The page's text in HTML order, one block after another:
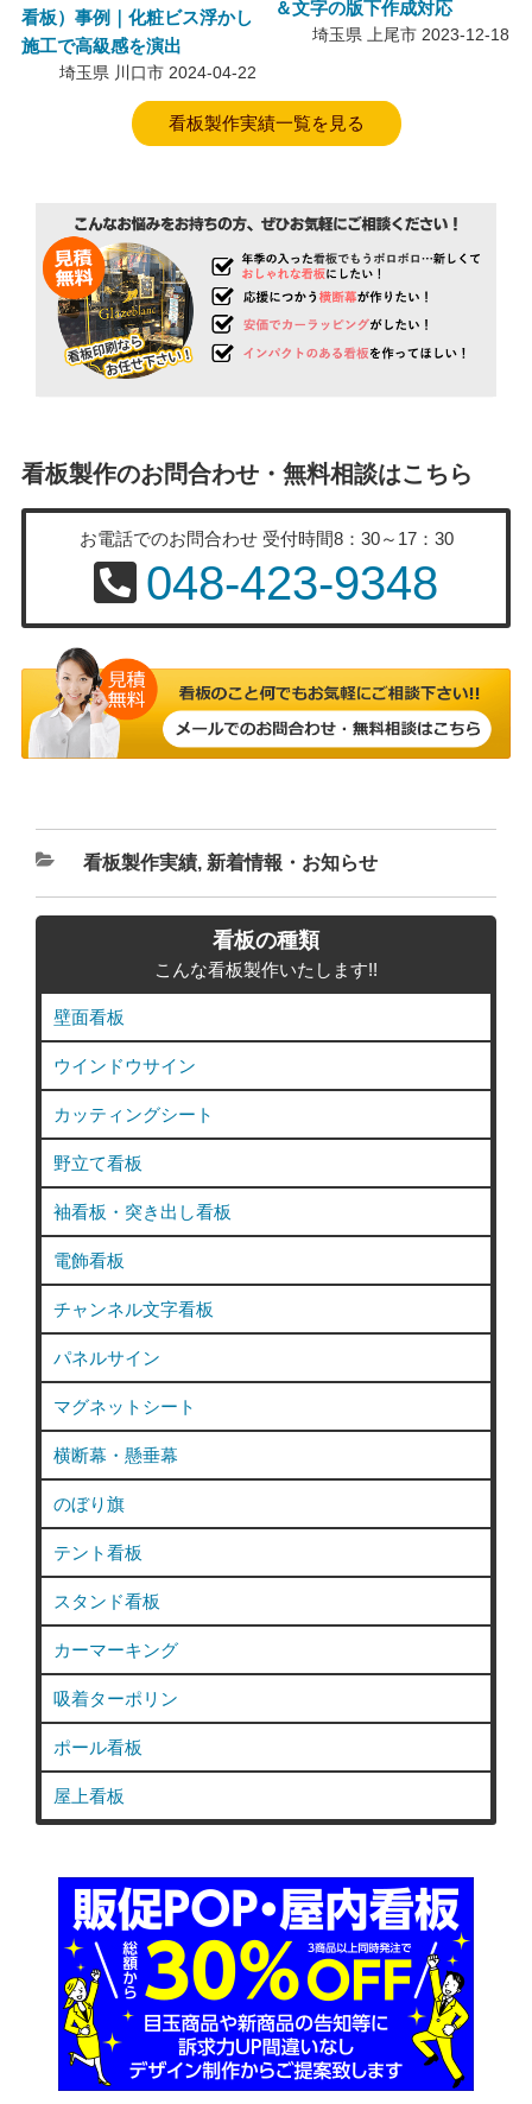
看板）事例｜化粧ビス浮かし
施工で高級感を演出
埼玉県 川口市 2024-04-22
＆文字の版下作成対応
埼玉県 上尾市 2023-12-18
看板製作実績一覧を見る
看板製作のお問合わせ・無料相談はこちら
お電話でのお問合わせ 受付時間8：30～17：30
048-423-9348
カ
テ
看板製作実績, 新着情報・お知らせ
看板の種類
こんな看板製作いたします!!
壁面看板
ウインドウサイン
カッティングシート
野立て看板
袖看板・突き出し看板
電飾看板
チャンネル文字看板
パネルサイン
マグネットシート
横断幕・懸垂幕
のぼり旗
テント看板
スタンド看板
カーマーキング
吸着ターポリン
ポール看板
屋上看板